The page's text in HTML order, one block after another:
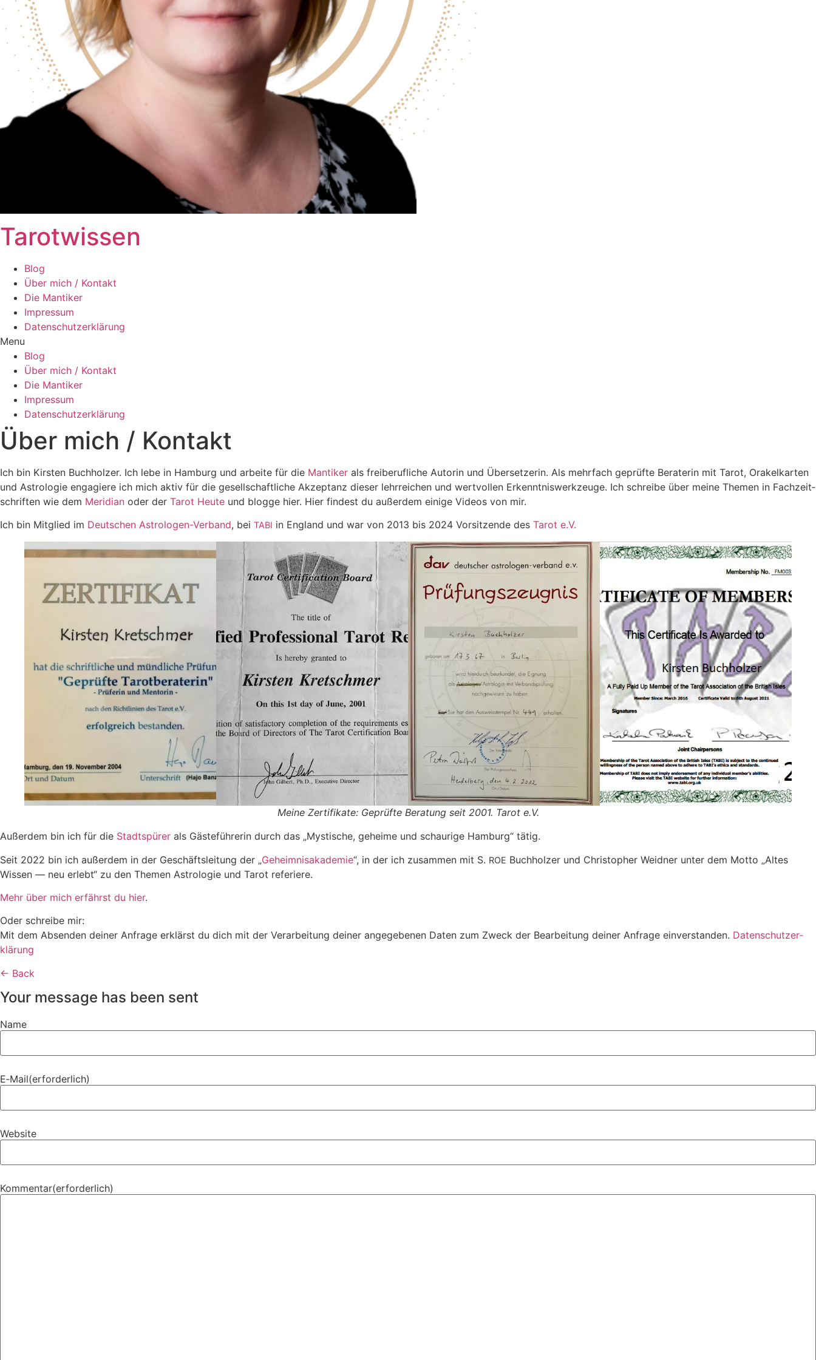
Tarotwissen
Blog
Über mich / Kontakt
Die Mantiker
Impressum
Datenschutzerklärung
Menu
Blog
Über mich / Kontakt
Die Mantiker
Impressum
Datenschutzerklärung
Über mich / Kontakt
Ich bin Kir­sten Buch­holzer. Ich lebe in Ham­burg und arbeite für die Man­tiker als frei­be­ruf­liche Autorin und Über­set­zerin. Als mehr­fach geprüfte Bera­terin mit Tarot, Ora­kel­karten
und Astro­logie enga­giere ich mich aktiv für die gesell­schaft­liche Akzep­tanz dieser lehr­rei­chen und wert­vollen Erkennt­nis­werk­zeuge. Ich schreibe über meine Themen in Fach­zeit­
schriften wie dem Meri­dian oder der Tarot Heute und blogge hier. Hier fin­dest du außerdem einige Videos von mir.
Ich bin Mit­glied im Deut­schen Astro­logen-Ver­band, bei TABI in Eng­land und war von 2013 bis 2024 Vor­sit­zende des Tarot e.V.
Meine Zer­ti­fi­kate: Geprüfte Bera­tung seit 2001. Tarot e.V.
Außerdem bin ich für die Stadt­spürer als Gäste­füh­rerin durch das „Mysti­sche, geheime und schau­rige Ham­burg“ tätig.
Seit 2022 bin ich außerdem in der Geschäfts­lei­tung der „Geheim­nis­aka­demie“, in der ich zusammen mit S. ROE Buch­holzer und Chri­sto­pher Weidner unter dem Motto „Altes
Wissen — neu erlebt“ zu den Themen Astro­logie und Tarot referiere.
Mehr über mich erfährst du hier.
Oder schreibe mir:
Mit dem Absenden deiner Anfrage erklärst du dich mit der Ver­ar­bei­tung deiner ange­ge­benen Daten zum Zweck der Bear­bei­tung deiner Anfrage ein­ver­standen. Daten­schutz­er­
klä­rung
← Back
Your message has been sent
Name
E‑Mail(erfor­der­lich)
Web­site
Kom­mentar(erfor­der­lich)